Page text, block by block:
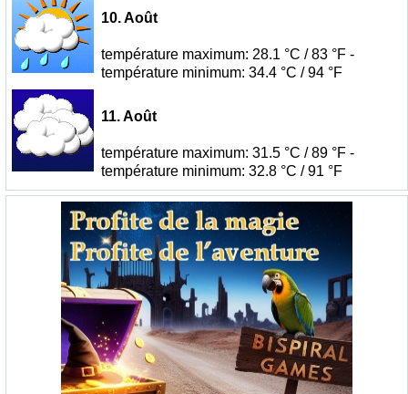
10. Août
température maximum: 28.1 °C / 83 °F -
température minimum: 34.4 °C / 94 °F
11. Août
température maximum: 31.5 °C / 89 °F -
température minimum: 32.8 °C / 91 °F